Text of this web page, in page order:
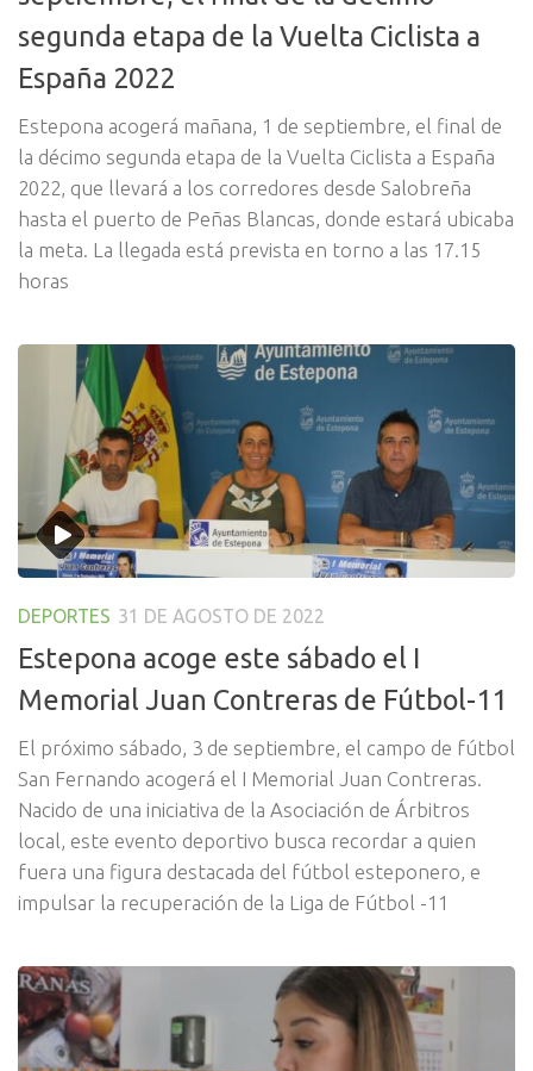
segunda etapa de la Vuelta Ciclista a
España 2022
Estepona acogerá mañana, 1 de septiembre, el final de
la décimo segunda etapa de la Vuelta Ciclista a España
2022, que llevará a los corredores desde Salobreña
hasta el puerto de Peñas Blancas, donde estará ubicaba
la meta. La llegada está prevista en torno a las 17.15
horas
DEPORTES 31 DE AGOSTO DE 2022
Estepona acoge este sábado el I
Memorial Juan Contreras de Fútbol-11
El próximo sábado, 3 de septiembre, el campo de fútbol
San Fernando acogerá el I Memorial Juan Contreras.
Nacido de una iniciativa de la Asociación de Árbitros
local, este evento deportivo busca recordar a quien
fuera una figura destacada del fútbol esteponero, e
impulsar la recuperación de la Liga de Fútbol -11